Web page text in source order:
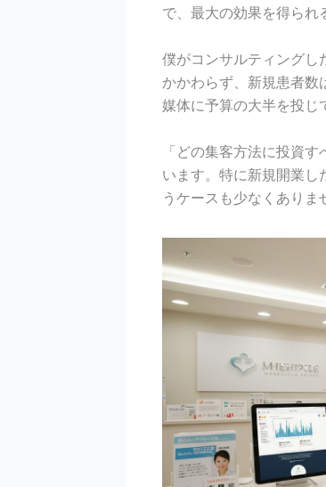
で、最大の効果を得られ
僕がコンサルティングし
かかわらず、新規患者数
媒体に予算の大半を投じ
「どの集客方法に投資
います。特に新規開業し
うケースも少なくありま